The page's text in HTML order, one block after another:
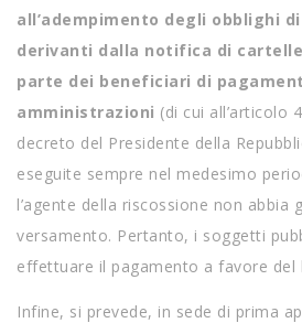
all’adempimento degli obblighi
derivanti dalla notifica di
parte dei beneficiari di
amministrazioni (di cui all’articolo
decreto del Presidente della
eseguite sempre nel medesimo
l’agente della riscossione non abbia
versamento. Pertanto, i soggetti
effettuare il pagamento a favore del
Infine, si prevede, in sede di prima